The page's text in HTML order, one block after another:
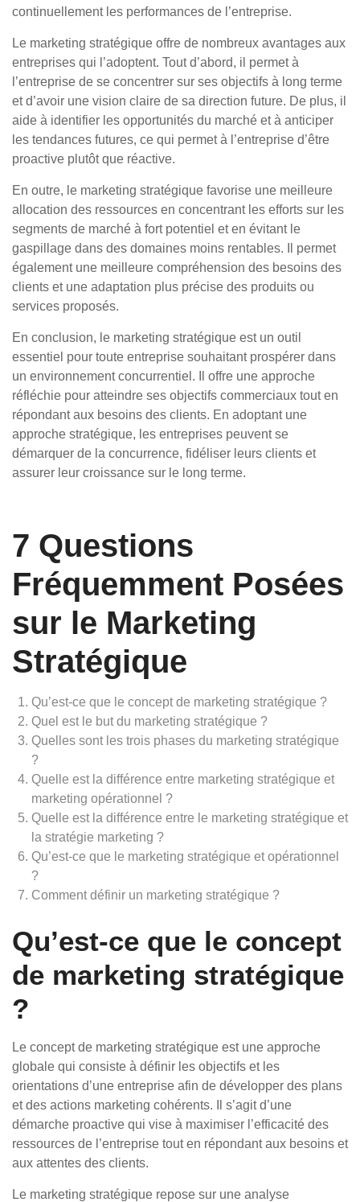
continuellement les performances de l’entreprise.
Le marketing stratégique offre de nombreux avantages aux
entreprises qui l’adoptent. Tout d’abord, il permet à
l’entreprise de se concentrer sur ses objectifs à long terme
et d’avoir une vision claire de sa direction future. De plus, il
aide à identifier les opportunités du marché et à anticiper
les tendances futures, ce qui permet à l’entreprise d’être
proactive plutôt que réactive.
En outre, le marketing stratégique favorise une meilleure
allocation des ressources en concentrant les efforts sur les
segments de marché à fort potentiel et en évitant le
gaspillage dans des domaines moins rentables. Il permet
également une meilleure compréhension des besoins des
clients et une adaptation plus précise des produits ou
services proposés.
En conclusion, le marketing stratégique est un outil
essentiel pour toute entreprise souhaitant prospérer dans
un environnement concurrentiel. Il offre une approche
réfléchie pour atteindre ses objectifs commerciaux tout en
répondant aux besoins des clients. En adoptant une
approche stratégique, les entreprises peuvent se
démarquer de la concurrence, fidéliser leurs clients et
assurer leur croissance sur le long terme.
7 Questions
Fréquemment Posées
sur le Marketing
Stratégique
Qu’est-ce que le concept de marketing stratégique ?
Quel est le but du marketing stratégique ?
Quelles sont les trois phases du marketing stratégique
?
Quelle est la différence entre marketing stratégique et
marketing opérationnel ?
Quelle est la différence entre le marketing stratégique et
la stratégie marketing ?
Qu’est-ce que le marketing stratégique et opérationnel
?
Comment définir un marketing stratégique ?
Qu’est-ce que le concept
de marketing stratégique
?
Le concept de marketing stratégique est une approche
globale qui consiste à définir les objectifs et les
orientations d’une entreprise afin de développer des plans
et des actions marketing cohérents. Il s’agit d’une
démarche proactive qui vise à maximiser l’efficacité des
ressources de l’entreprise tout en répondant aux besoins et
aux attentes des clients.
Le marketing stratégique repose sur une analyse